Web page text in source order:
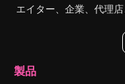
エイター、企業、代理
製品